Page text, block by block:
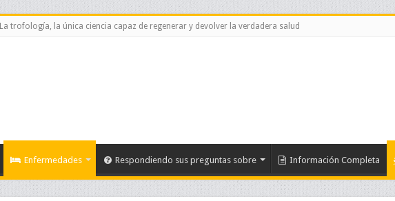
La trofología, la única ciencia capaz de regenerar y devolver la verdadera salud
Enfermedades Respondiendo sus preguntas sobre Información Completa